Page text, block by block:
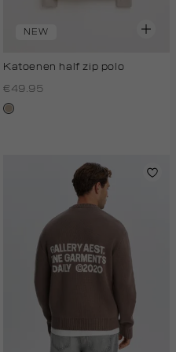
NEW
Katoenen half zip polo
€49.95
kit,